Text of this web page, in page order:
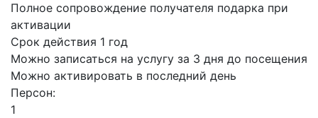
Полное сопровождение получателя подарка при
активации
Срок действия 1 год
Можно записаться на услугу за 3 дня до посещения
Можно активировать в последний день
Персон:
1